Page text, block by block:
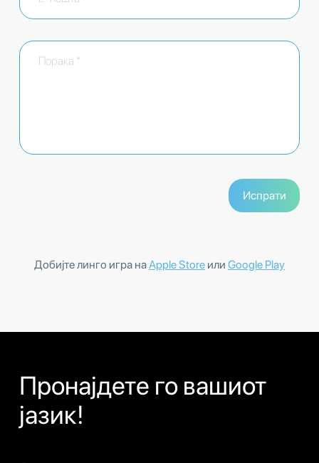
Добијте линго игра наApple Store или Google Play
Пронајдете го вашиот
јазик!